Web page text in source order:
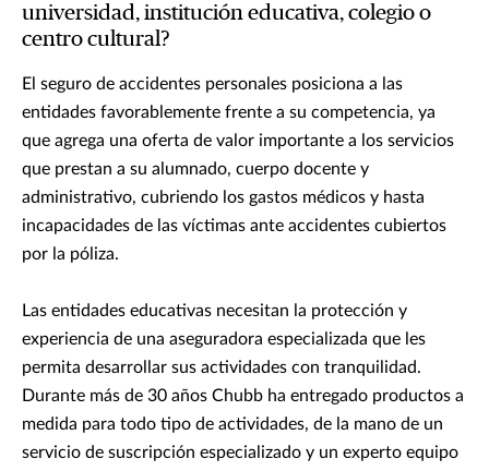
universidad, institución educativa, colegio o
centro cultural?
El seguro de accidentes personales posiciona a las
entidades favorablemente frente a su competencia, ya
que agrega una oferta de valor importante a los servicios
que prestan a su alumnado, cuerpo docente y
administrativo, cubriendo los gastos médicos y hasta
incapacidades de las víctimas ante accidentes cubiertos
por la póliza.
Las entidades educativas necesitan la protección y
experiencia de una aseguradora especializada que les
permita desarrollar sus actividades con tranquilidad.
Durante más de 30 años Chubb ha entregado productos a
medida para todo tipo de actividades, de la mano de un
servicio de suscripción especializado y un experto equipo